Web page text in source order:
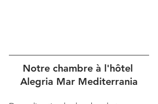
Notre chambre à l'hôtel
Alegria Mar Mediterrania